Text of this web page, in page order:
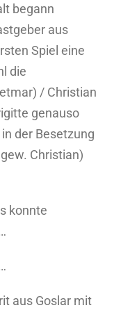
begann
aus
Spiel eine
die
/ Christian
genauso
der Besetzung
Christian)
konnte
aus Goslar mit